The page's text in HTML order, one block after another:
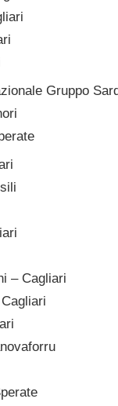
Gruppo
– Cagliari